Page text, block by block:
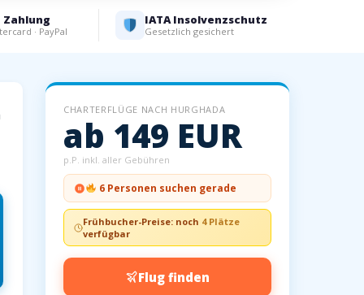
Zahlung
· PayPal
IATA Insolvenzschutz
Gesetzlich gesichert
CHARTERFLÜGE NACH HURGHADA
ab 149 EUR
p.P. inkl. aller Gebühren
6 Personen suchen gerade
Frühbucher-Preise: noch 4 Plätze
verfügbar
Flug finden